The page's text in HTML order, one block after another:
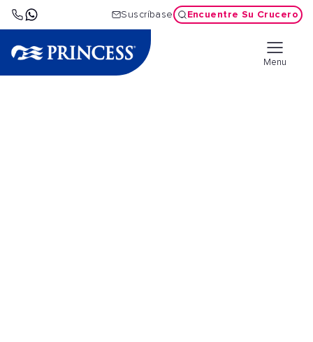
Suscríbase Encuentre Su Crucero
Menu